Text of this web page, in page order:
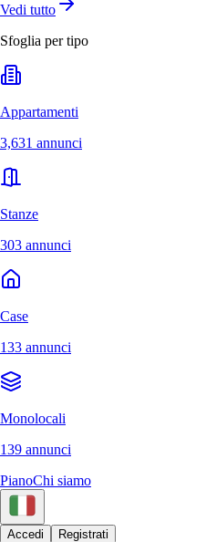
Vedi tutto
Sfoglia per tipo
Appartamenti
3,631 annunci
Stanze
303 annunci
Case
133 annunci
Monolocali
139 annunci
PianoChi siamo
Accedi Registrati